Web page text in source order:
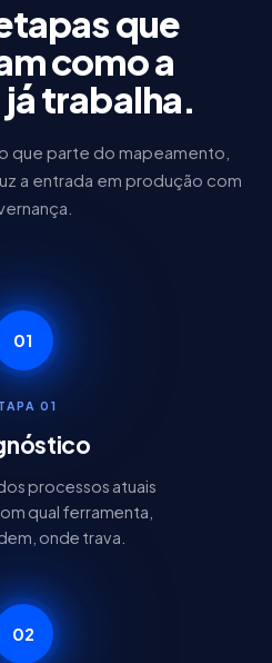
que
como a
trabalha.
que parte do mapeamento,
a entrada em produção com
01
01
processos atuais
qual ferramenta,
onde trava.
02